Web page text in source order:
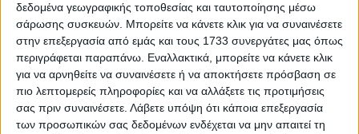
δεδομένα γεωγραφικής τοποθεσίας και ταυτοποίησης μέσω
σάρωσης συσκευών. Μπορείτε να κάνετε κλικ για να συναινέσετε
στην επεξεργασία από εμάς και τους 1733 συνεργάτες μας όπως
περιγράφεται παραπάνω. Εναλλακτικά, μπορείτε να κάνετε κλικ
για να αρνηθείτε να συναινέσετε ή να αποκτήσετε πρόσβαση σε
πιο λεπτομερείς πληροφορίες και να αλλάξετε τις προτιμήσεις
σας πριν συναινέσετε. Λάβετε υπόψη ότι κάποια επεξεργασία
των προσωπικών σας δεδομένων ενδέχεται να μην απαιτεί τη
28 Απριλίου, 2026
Αύγουστος Κορτώ | Το μπούλινγκ, η
διπολική διαταραχή και η αγάπη του
για τα βιβλία | Πορτατίφ S01 Ep.10